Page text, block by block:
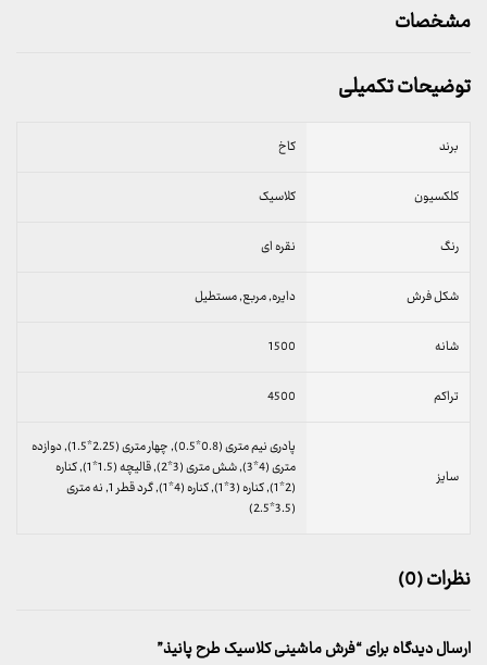
مشخصات
توضیحات تکمیلی
برند کاخ
کلکسیون کلاسیک
رنگ نقره ای
شکل فرش دایره, مربع, مستطیل
شانه 1500
تراکم 4500
سایز
پادری نیم متری (0.8*0.5), چهار متری (2.25*1.5), دوازده
متری (4*3), شش متری (3*2), قالیچه (1.5*1), کناره
(2*1), کناره (3*1), کناره (4*1), گرد قطر 1, نه متری
(3.5*2.5)
نظرات (0)
ارسال دیدگاه برای “فرش ماشینی کلاسیک طرح پانیذ”